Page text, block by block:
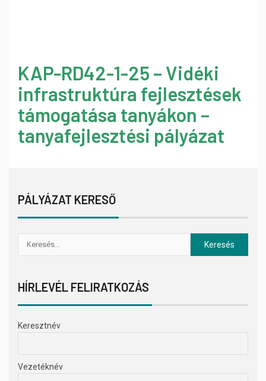
KAP-RD42-1-25 – Vidéki
infrastruktúra fejlesztések
támogatása tanyákon –
tanyafejlesztési pályázat
PÁLYÁZAT KERESŐ
HÍRLEVÉL FELIRATKOZÁS
Keresztnév
Vezetéknév